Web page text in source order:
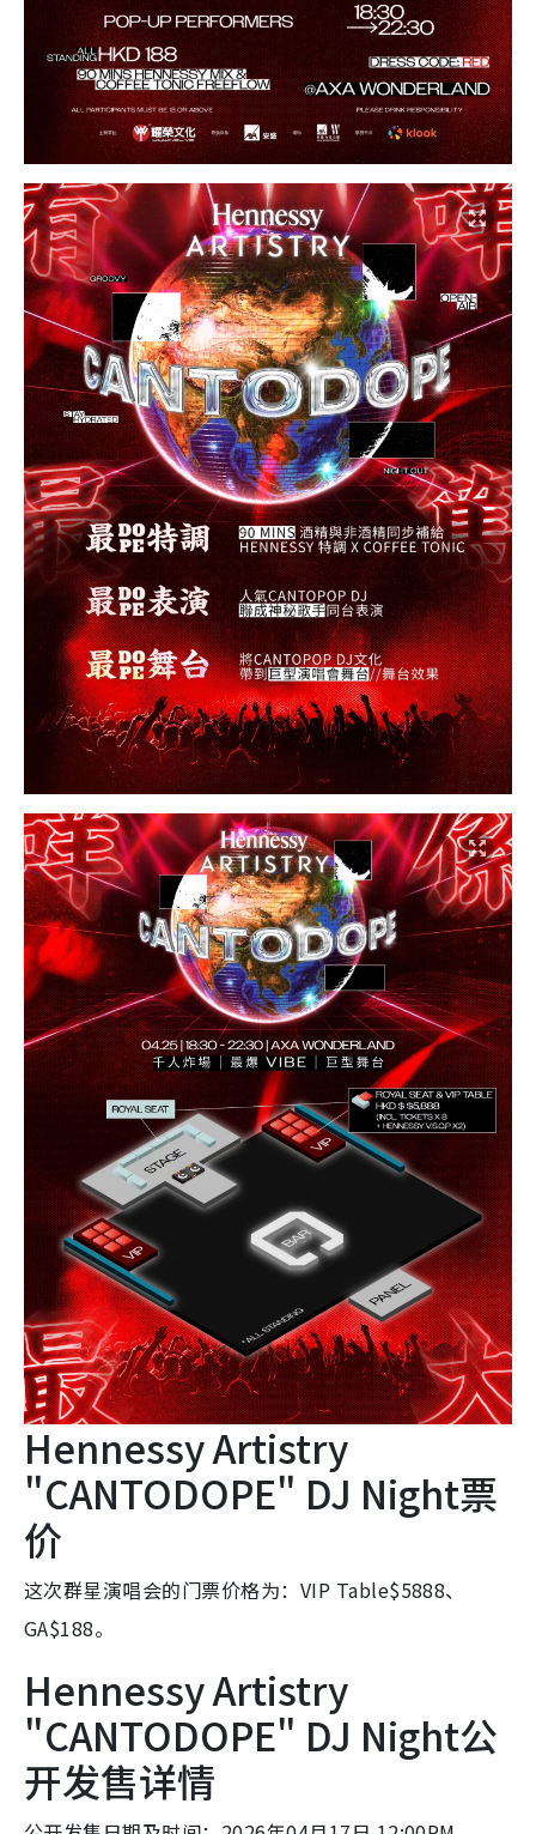
Hennessy Artistry
"CANTODOPE" DJ Night票
价
这次群星演唱会的门票价格为：VIP Table$5888、
GA$188。
Hennessy Artistry
"CANTODOPE" DJ Night公
开发售详情